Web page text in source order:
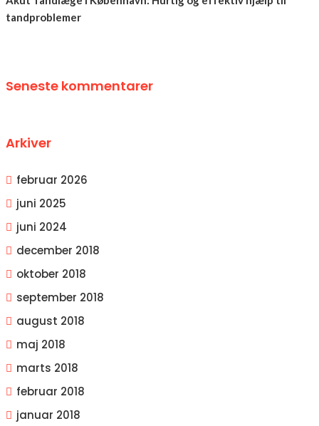
tandproblemer
Seneste kommentarer
Arkiver
februar 2026
juni 2025
juni 2024
december 2018
oktober 2018
september 2018
august 2018
maj 2018
marts 2018
februar 2018
januar 2018